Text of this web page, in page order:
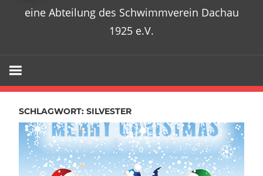
eine Abteilung des Schwimmverein Dachau
1925 e.V.
SCHLAGWORT: SILVESTER